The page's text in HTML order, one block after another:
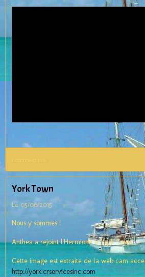
York Town
Le 05/06/2015
Nous y sommes !
Anthea a rejoint l'Hermione à York Town.
Cette image est extraite de la web cam
http://york.crservicesinc.com